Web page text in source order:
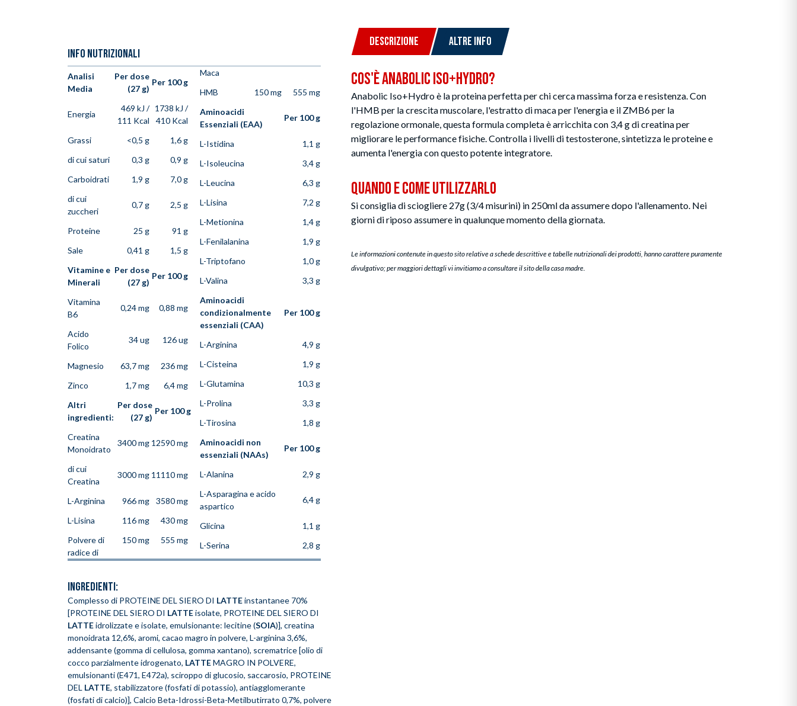
INFO NUTRIZIONALI
Analisi
Media
Per dose
(27 g)
Per 100 g
Energia
469 kJ /
111 Kcal
1738 kJ /
410 Kcal
Grassi
<0,5 g
1,6 g
di cui saturi
0,3 g
0,9 g
Carboidrati
1,9 g
7,0 g
di cui
zuccheri
0,7 g 2,5 g
Proteine 25 g
91 g
Sale
0,41 g
1,5 g
Vitamine e
Minerali
Per dose
(27 g)
Per 100 g
Vitamina
B6
0,24 mg 0,88 mg
Acido
Folico
34 ug 126 ug
Magnesio 63,7 mg
236 mg
Zinco
1,7 mg
6,4 mg
Altri
ingredienti:
Per dose
(27 g)
Per 100 g
Creatina
Monoidrato
3400 mg 12590 mg
di cui
Creatina
3000 mg 11110 mg
L-Arginina 966 mg
3580 mg
L-Lisina
116 mg
430 mg
Polvere di
radice di
Maca
150 mg 555 mg
HMB 150 mg
555 mg
Aminoacidi
Essenziali (EAA)
Per 100 g
L-Istidina
1,1 g
L-Isoleucina
3,4 g
L-Leucina
6,3 g
L-Lisina
7,2 g
L-Metionina
1,4 g
L-Fenilalanina
1,9 g
L-Triptofano
1,0 g
L-Valina
3,3 g
Aminoacidi
condizionalmente
essenziali (CAA)
Per 100 g
L-Arginina
4,9 g
L-Cisteina
1,9 g
L-Glutamina
10,3 g
L-Prolina
3,3 g
L-Tirosina
1,8 g
Aminoacidi non
essenziali (NAAs)
Per 100 g
L-Alanina
2,9 g
L-Asparagina e acido
aspartico
6,4 g
Glicina
1,1 g
L-Serina
2,8 g
INGREDIENTI:
Complesso di PROTEINE DEL SIERO DI LATTEinstantanee 70%
[PROTEINE DEL SIERO DI LATTEisolate, PROTEINE DEL SIERO DI
LATTEidrolizzate e isolate, emulsionante: lecitine (SOIA)], creatina
monoidrata 12,6%, aromi, cacao magro in polvere, L-arginina 3,6%,
addensante (gomma di cellulosa, gomma xantano), scrematrice [olio di
cocco parzialmente idrogenato, LATTEMAGRO IN POLVERE,
emulsionanti (E471, E472a), sciroppo di glucosio, saccarosio, PROTEINE
DEL LATTE, stabilizzatore (fosfati di potassio), antiagglomerante
(fosfati di calcio)], Calcio Beta-Idrossi-Beta-Metilbutirrato 0,7%, polvere
DESCRIZIONE ALTRE INFO
Cos'è Anabolic Iso+Hydro?
Anabolic Iso+Hydro è la proteina perfetta per chi cerca massima forza e resistenza. Con
l'HMB per la crescita muscolare, l'estratto di maca per l'energia e il ZMB6 per la
regolazione ormonale, questa formula completa è arricchita con 3,4 g di creatina per
migliorare le performance fisiche. Controlla i livelli di testosterone, sintetizza le proteine e
aumenta l'energia con questo potente integratore.
Quando e Come Utilizzarlo
Si consiglia di sciogliere 27g (3/4 misurini) in 250ml da assumere dopo l'allenamento. Nei
giorni di riposo assumere in qualunque momento della giornata.
Le informazioni contenute in questo sito relative a schede descrittive e tabelle nutrizionali dei prodotti, hanno carattere puramente
divulgativo; per maggiori dettagli vi invitiamo a consultare il sito della casa madre.